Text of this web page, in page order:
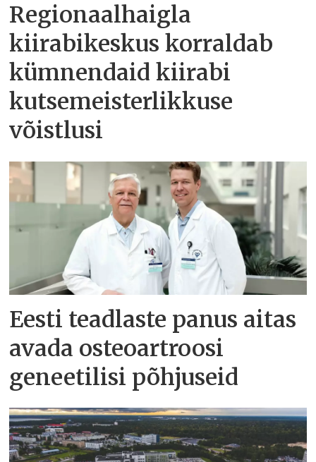
Regionaalhaigla
kiirabikeskus korraldab
kümnendaid kiirabi
kutsemeisterlikkuse
võistlusi
Eesti teadlaste panus aitas
avada osteoartroosi
geneetilisi põhjuseid